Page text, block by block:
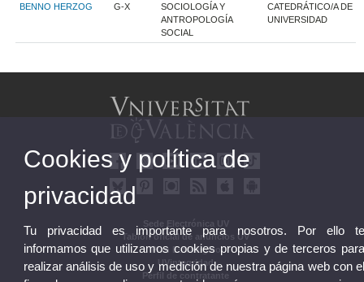
BENNO HERZOG G-X
SOCIOLOGÍA Y
ANTROPOLOGÍA
SOCIAL
CATEDRÁTICO/A DE
UNIVERSIDAD
Sede Electrónica UV
Tablón oficial de anuncios UV
Plan Estratégico
UVintegridad
Perfil de contratante
Cookies y política de
privacidad
Tu privacidad es importante para nosotros. Por ello
informamos que utilizamos cookies propias y de terceros
realizar análisis de uso y medición de nuestra página web con